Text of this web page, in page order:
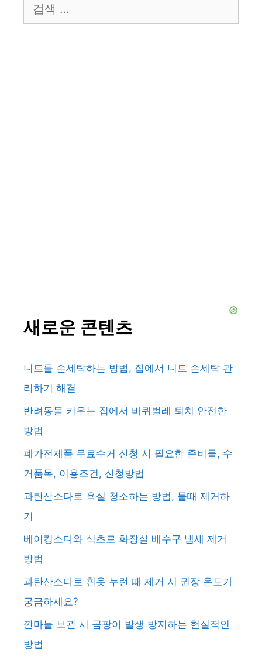
색:
새로운 콘텐츠
니트를 손세탁하는 방법, 집에서 니트 손세탁 관
리하기 해결
반려동물 키우는 집에서 바퀴벌레 퇴치 안전한
방법
폐가전제품 무료수거 신청 시 필요한 준비물, 수
거품목, 이용조건, 신청방법
과탄산소다로 욕실 청소하는 방법, 물때 제거하
기
베이킹소다와 식초로 화장실 배수구 냄새 제거
방법
과탄산소다로 흰옷 누런 때 제거 시 권장 온도가
궁금하세요?
깐마늘 보관 시 곰팡이 발생 방지하는 현실적인
방법